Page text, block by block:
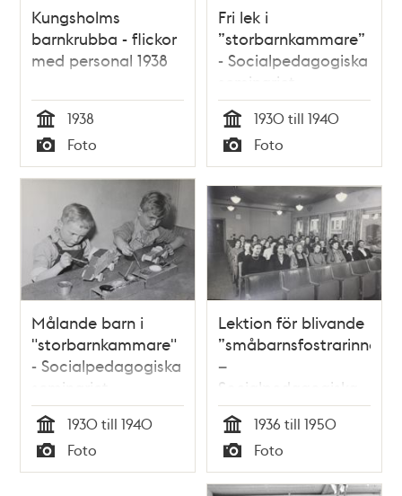
Kungsholms
barnkrubba - flickor
med personal 1938
Tid
1938
Typ
Foto
Fri lek i
”storbarnkammare”
- Socialpedagogiska
seminariet
Tid
1930 till 1940
Typ
Foto
Målande barn i
"storbarnkammare"
- Socialpedagogiska
seminariet
Tid
1930 till 1940
Typ
Foto
Lektion för blivande
”småbarnsfostrarinnor”
–
Socialpedagogiska
seminariet
Tid
1936 till 1950
Typ
Foto